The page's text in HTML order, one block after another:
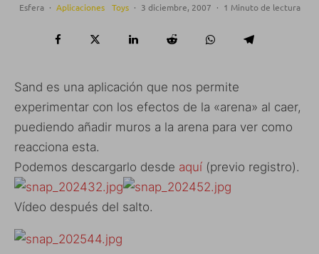
Esfera · Aplicaciones Toys · 3 diciembre, 2007 · 1 Minuto de lectura
Sand es una aplicación que nos permite
experimentar con los efectos de la «arena» al caer,
puediendo añadir muros a la arena para ver como
reacciona esta.
Podemos descargarlo desde aquí (previo registro).
Vídeo después del salto.